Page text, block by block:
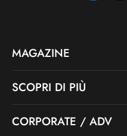
MAGAZINE
SCOPRI DI PIÙ
CORPORATE / ADV